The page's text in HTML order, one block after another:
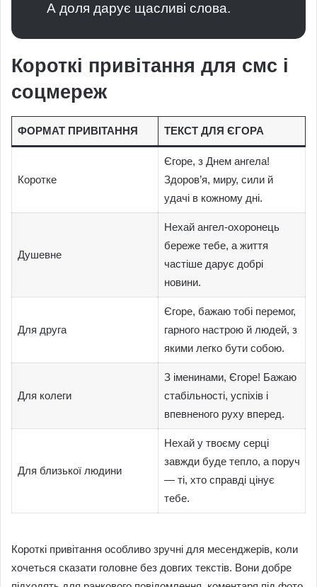
А доля дарує щасливі слова.
Короткі привітання для смс і
соцмереж
ФОРМАТ ПРИВІТАННЯ ТЕКСТ ДЛЯ ЄГОРА
Коротке
Єгоре, з Днем ангела!
Здоров’я, миру, сили й
удачі в кожному дні.
Душевне
Нехай ангел-охоронець
береже тебе, а життя
частіше дарує добрі
новини.
Для друга
Єгоре, бажаю тобі перемог,
гарного настрою й людей, з
якими легко бути собою.
Для колеги
З іменинами, Єгоре! Бажаю
стабільності, успіхів і
впевненого руху вперед.
Для близької людини
Нехай у твоєму серці
завжди буде тепло, а поруч
— ті, хто справді цінує
тебе.
Короткі привітання особливо зручні для месенджерів, коли
хочеться сказати головне без довгих текстів. Вони добре